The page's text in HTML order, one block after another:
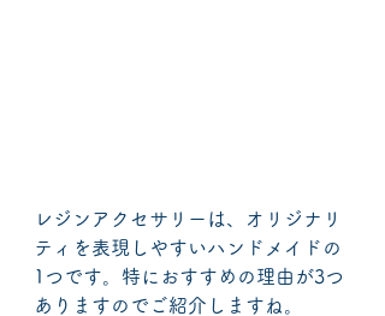
レジンアクセサリーは、オリジナリ
ティを表現しやすいハンドメイドの
1つです。特におすすめの理由が3つ
ありますのでご紹介しますね。